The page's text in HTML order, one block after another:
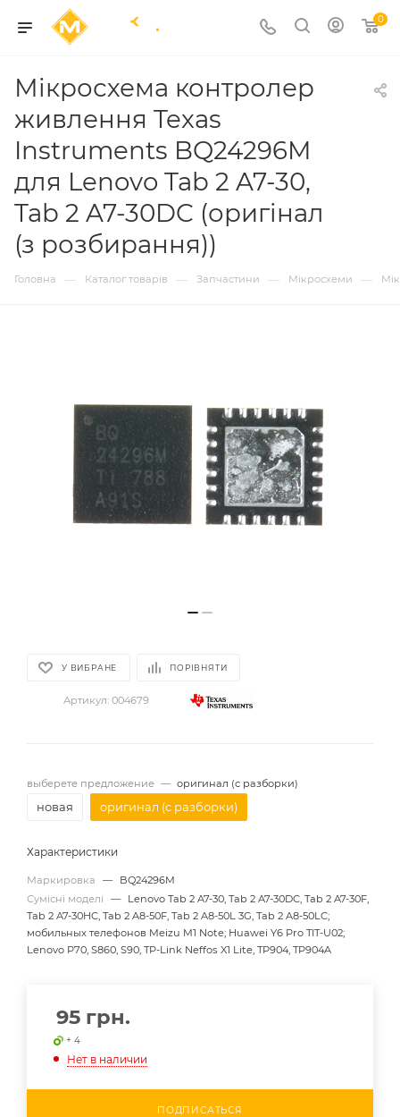
0
Мікросхема контролер
живлення Texas
Instruments BQ24296M
для Lenovo Tab 2 A7-30,
Tab 2 A7-30DC (оригінал
(з розбирання))
Головна — Каталог товарів — Запчастини — Мікросхеми —
У ВИБРАНЕ ПОРІВНЯТИ
Артикул: 004679
выберете предложение — оригинал (с разборки)
новая оригинал (с разборки)
Характеристики
Маркировка —
BQ24296M
Сумісні моделі
—
Lenovo Tab 2 A7-30, Tab 2 A7-30DC, Tab 2 A7-30F,
Tab 2 A7-30HC, Tab 2 A8-50F, Tab 2 A8-50L 3G, Tab 2 A8-50LC;
мобильных телефонов Meizu M1 Note; Huawei Y6 Pro TIT-U02;
Lenovo P70, S860, S90, TP-Link Neffos X1 Lite, TP904, TP904A
95 грн.
+ 4
Нет в наличии
ПОДПИСАТЬСЯ